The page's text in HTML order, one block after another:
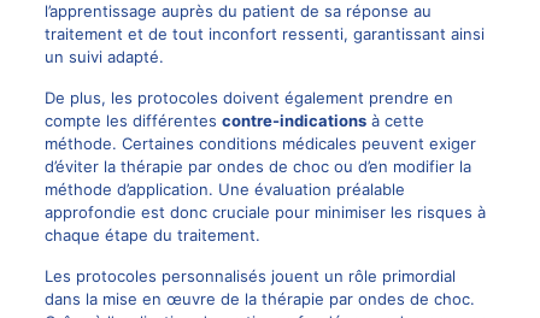
l’apprentissage auprès du patient de sa réponse au
traitement et de tout inconfort ressenti, garantissant ainsi
un suivi adapté.
De plus, les protocoles doivent également prendre en
compte les différentes contre-indicationsà cette
méthode. Certaines conditions médicales peuvent exiger
d’éviter la thérapie par ondes de choc ou d’en modifier la
méthode d’application. Une évaluation préalable
approfondie est donc cruciale pour minimiser les risques à
chaque étape du traitement.
Les protocoles personnalisés jouent un rôle primordial
dans la mise en œuvre de la thérapie par ondes de choc.